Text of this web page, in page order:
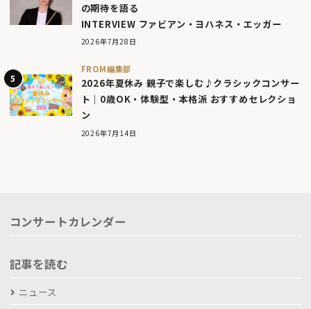
の期待を語る
INTERVIEW ファビアン・ヨハネス・エッガー
2026年7月28日
FROM編集部
2026年夏休み 親子で楽しむ♪クラシックコンサー
ト｜0歳OK・体験型・本格派 おすすめセレクショ
ン
2026年7月14日
コンサートカレンダー
記事を読む
ニュース